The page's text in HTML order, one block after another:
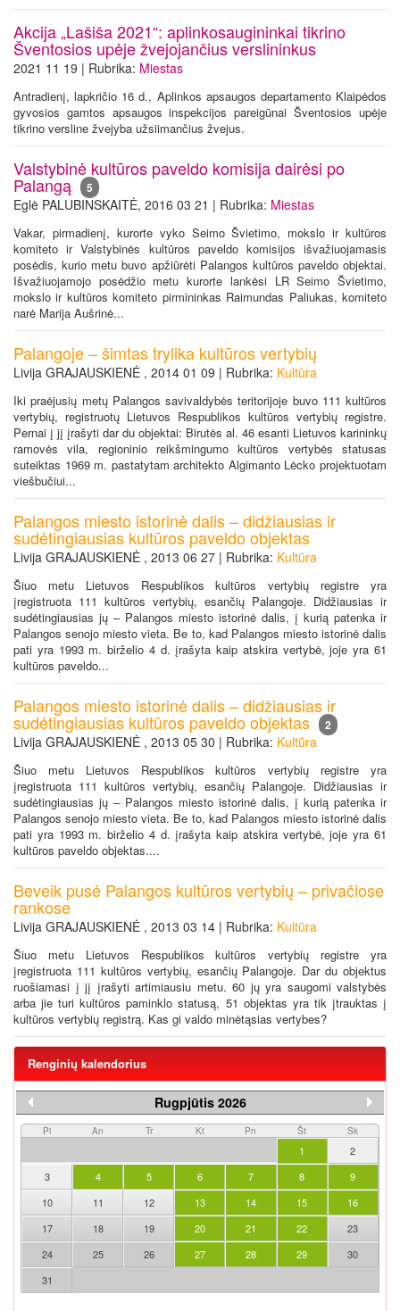
Akcija „Lašiša 2021“: aplinkosaugininkai tikrino
Šventosios upėje žvejojančius verslininkus
2021 11 19 | Rubrika: Miestas
Antradienį, lapkričio 16 d., Aplinkos apsaugos departamento Klaipėdos
gyvosios gamtos apsaugos inspekcijos pareigūnai Šventosios upėje
tikrino versline žvejyba užsiimančius žvejus.
Valstybinė kultūros paveldo komisija dairėsi po
Palangą 5
Eglė PALUBINSKAITĖ, 2016 03 21 | Rubrika: Miestas
Vakar, pirmadienį, kurorte vyko Seimo Švietimo, mokslo ir kultūros
komiteto ir Valstybinės kultūros paveldo komisijos išvažiuojamasis
posėdis, kurio metu buvo apžiūrėti Palangos kultūros paveldo objektai.
Išvažiuojamojo posėdžio metu kurorte lankėsi LR Seimo Švietimo,
mokslo ir kultūros komiteto pirmininkas Raimundas Paliukas, komiteto
narė Marija Aušrinė...
Palangoje – šimtas trylika kultūros vertybių
Livija GRAJAUSKIENĖ , 2014 01 09 | Rubrika: Kultūra
Iki praėjusių metų Palangos savivaldybės teritorijoje buvo 111 kultūros
vertybių, registruotų Lietuvos Respublikos kultūros vertybių registre.
Pernai į jį įrašyti dar du objektai: Birutės al. 46 esanti Lietuvos karininkų
ramovės vila, regioninio reikšmingumo kultūros vertybės statusas
suteiktas 1969 m. pastatytam architekto Algimanto Lėcko projektuotam
viešbučiui...
Palangos miesto istorinė dalis – didžiausias ir
sudėtingiausias kultūros paveldo objektas
Livija GRAJAUSKIENĖ , 2013 06 27 | Rubrika: Kultūra
Šiuo metu Lietuvos Respublikos kultūros vertybių registre yra
įregistruota 111 kultūros vertybių, esančių Palangoje. Didžiausias ir
sudėtingiausias jų – Palangos miesto istorinė dalis, į kurią patenka ir
Palangos senojo miesto vieta. Be to, kad Palangos miesto istorinė dalis
pati yra 1993 m. birželio 4 d. įrašyta kaip atskira vertybė, joje yra 61
kultūros paveldo...
Palangos miesto istorinė dalis – didžiausias ir
sudėtingiausias kultūros paveldo objektas 2
Livija GRAJAUSKIENĖ , 2013 05 30 | Rubrika: Kultūra
Šiuo metu Lietuvos Respublikos kultūros vertybių registre yra
įregistruota 111 kultūros vertybių, esančių Palangoje. Didžiausias ir
sudėtingiausias jų – Palangos miesto istorinė dalis, į kurią patenka ir
Palangos senojo miesto vieta. Be to, kad Palangos miesto istorinė dalis
pati yra 1993 m. birželio 4 d. įrašyta kaip atskira vertybė, joje yra 61
kultūros paveldo objektas....
Beveik pusė Palangos kultūros vertybių – privačiose
rankose
Livija GRAJAUSKIENĖ , 2013 03 14 | Rubrika: Kultūra
Šiuo metu Lietuvos Respublikos kultūros vertybių registre yra
įregistruota 111 kultūros vertybių, esančių Palangoje. Dar du objektus
ruošiamasi į jį įrašyti artimiausiu metu. 60 jų yra saugomi valstybės
arba jie turi kultūros paminklo statusą, 51 objektas yra tik įtrauktas į
kultūros vertybių registrą. Kas gi valdo minėtąsias vertybes?
Renginių kalendorius
Rugpjūtis 2026
Pi An Tr Kt Pn Št Sk
1
2
3
4 5 6 7 8
9
10
11 12 13 14 15
16
17
18 19 20 21 22
23
24
25 26 27 28 29
30
31